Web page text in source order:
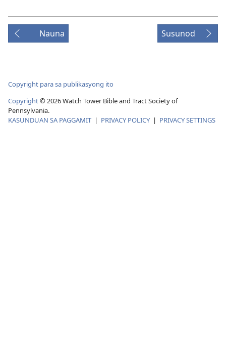
Nauna Susunod
Copyright para sa publikasyong ito
Copyright© 2026 Watch Tower Bible and Tract Society of
Pennsylvania.
KASUNDUAN SA PAGGAMIT | PRIVACY POLICY | PRIVACY SETTINGS